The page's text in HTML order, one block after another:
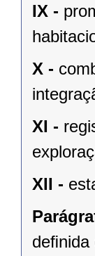
IX -
X -
XI -
XII -